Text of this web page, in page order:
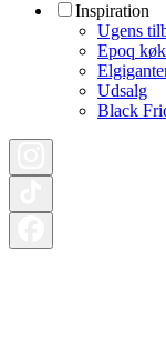
Inspiration
Ugens
Epoq
Udsalg
Black